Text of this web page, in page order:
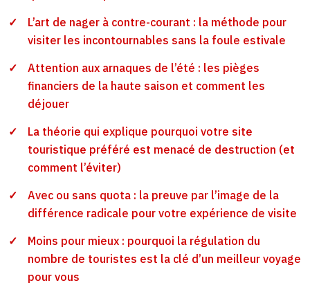
L’art de nager à contre-courant : la méthode pour
visiter les incontournables sans la foule estivale
Attention aux arnaques de l’été : les pièges
financiers de la haute saison et comment les
déjouer
La théorie qui explique pourquoi votre site
touristique préféré est menacé de destruction (et
comment l’éviter)
Avec ou sans quota : la preuve par l’image de la
différence radicale pour votre expérience de visite
Moins pour mieux : pourquoi la régulation du
nombre de touristes est la clé d’un meilleur voyage
pour vous